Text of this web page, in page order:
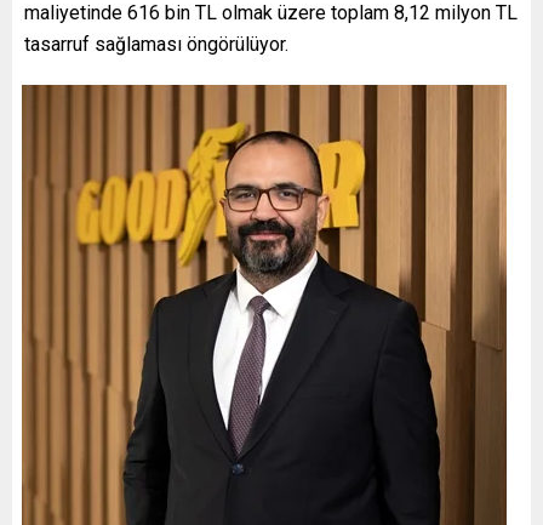
maliyetinde 616 bin TL olmak üzere toplam 8,12 milyon TL
tasarruf sağlaması öngörülüyor.